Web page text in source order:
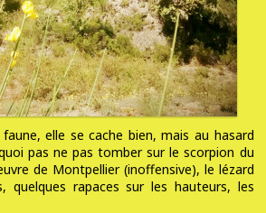
elle se cache bien, mais au hasard
pas ne pas tomber sur le scorpion du
de Montpellier (inoffensive), le lézard
quelques rapaces sur les hauteurs, les